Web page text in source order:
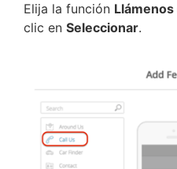
Elija la función Llámenos
clic en Seleccionar.